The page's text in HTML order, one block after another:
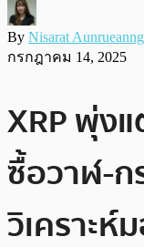
By Nisarat
กรกฎาคม 14, 2025
XRP พุ่ง
ซื้อวาฬ-ก
วิเคราะห์